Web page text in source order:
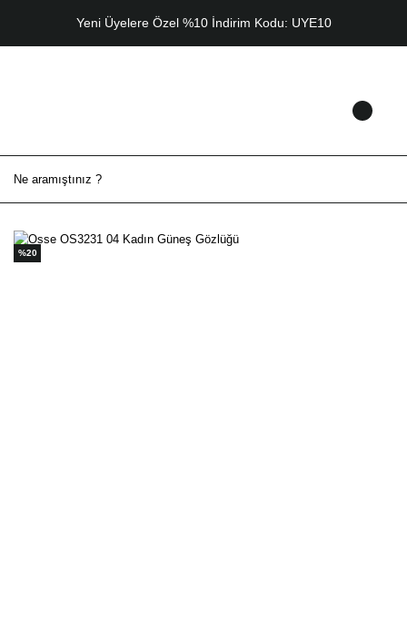
Yeni Üyelere Özel %10 İndirim Kodu: UYE10
%20